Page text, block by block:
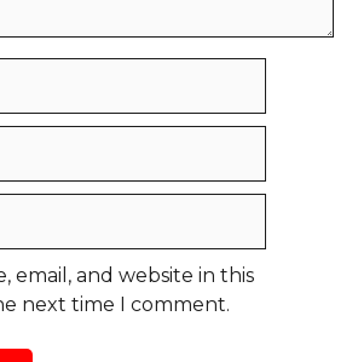
email, and website in this
next time I comment.